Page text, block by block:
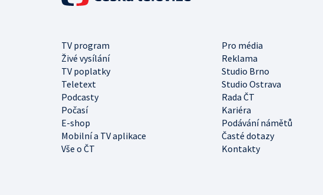
TV program
Pro média
Živé vysílání
Reklama
TV poplatky
Studio Brno
Teletext
Studio Ostrava
Podcasty
Rada ČT
Počasí
Kariéra
E-shop
Podávání námětů
Mobilní a TV aplikace
Časté dotazy
Vše o ČT
Kontakty